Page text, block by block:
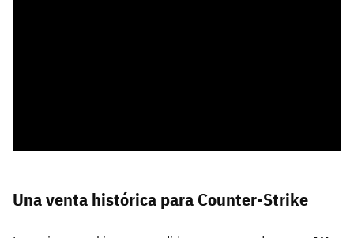
Una venta histórica para Counter-Strike